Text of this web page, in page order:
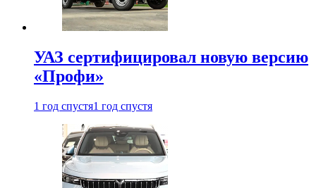
УАЗ сертифицировал новую версию
«Профи»
1 год спустя1 год спустя